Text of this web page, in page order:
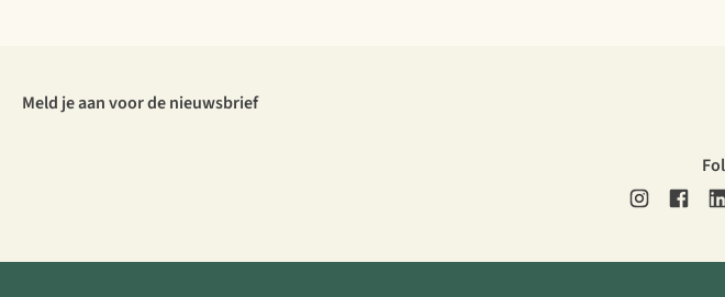
Meld je aan voor de nieuwsbrief